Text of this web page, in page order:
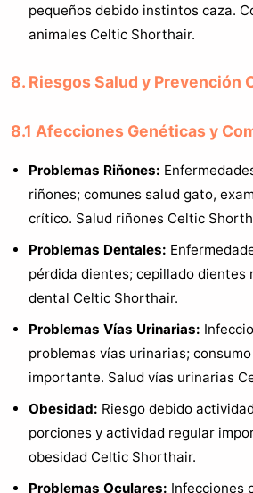
pequeños debido instintos caza.
animales Celtic Shorthair.
8. Riesgos Salud y Prevención
8.1 Afecciones Genéticas y
Problemas Riñones:
riñones; comunes salud gato,
crítico. Salud riñones Celtic
Problemas Dentales:
pérdida dientes; cepillado dientes
dental Celtic Shorthair.
Problemas Vías Urinarias:
problemas vías urinarias;
importante. Salud vías urinarias
Obesidad: Riesgo debido
porciones y actividad regular
obesidad Celtic Shorthair.
Problemas Oculares: Infecciones